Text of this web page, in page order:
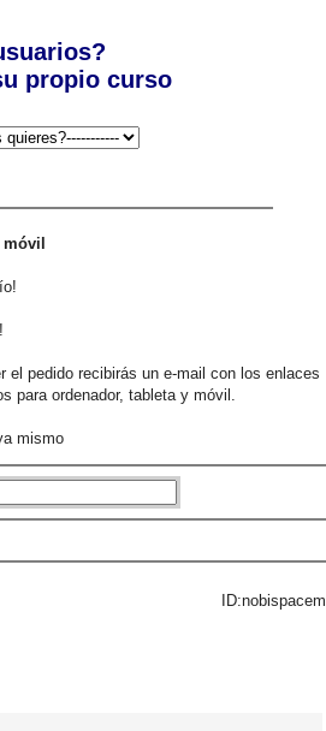
propio curso
el pedido recibirás un e-mail con los enlaces
para ordenador, tableta y móvil.
mismo
ID:nobispacem